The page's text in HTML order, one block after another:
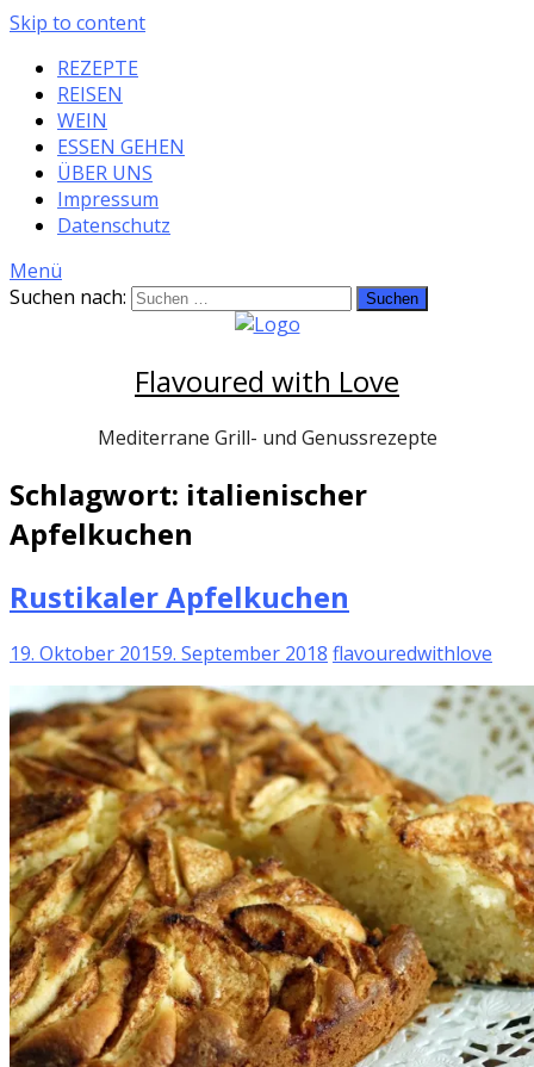
Skip to content
REZEPTE
REISEN
WEIN
ESSEN GEHEN
ÜBER UNS
Impressum
Datenschutz
Menü
Suchen nach:
Flavoured with Love
Mediterrane Grill- und Genussrezepte
Schlagwort: italienischer
Apfelkuchen
Rustikaler Apfelkuchen
19. Oktober 20159. September 2018 flavouredwithlove